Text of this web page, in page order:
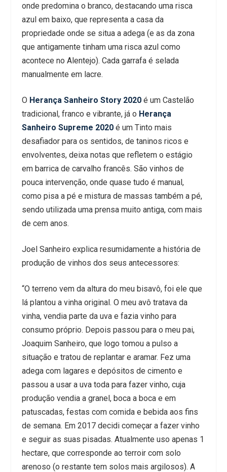
onde predomina o branco, destacando uma risca
azul em baixo, que representa a casa da
propriedade onde se situa a adega (e as da zona
que antigamente tinham uma risca azul como
acontece no Alentejo). Cada garrafa é selada
manualmente em lacre.
O Herança Sanheiro Story 2020 é um Castelão
tradicional, franco e vibrante, já o Herança
Sanheiro Supreme 2020 é um Tinto mais
desafiador para os sentidos, de taninos ricos e
envolventes, deixa notas que refletem o estágio
em barrica de carvalho francês. São vinhos de
pouca intervenção, onde quase tudo é manual,
como pisa a pé e mistura de massas também a pé,
sendo utilizada uma prensa muito antiga, com mais
de cem anos.
Joel Sanheiro explica resumidamente a história de
produção de vinhos dos seus antecessores:
“O terreno vem da altura do meu bisavô, foi ele que
lá plantou a vinha original. O meu avô tratava da
vinha, vendia parte da uva e fazia vinho para
consumo próprio. Depois passou para o meu pai,
Joaquim Sanheiro, que logo tomou a pulso a
situação e tratou de replantar e aramar. Fez uma
adega com lagares e depósitos de cimento e
passou a usar a uva toda para fazer vinho, cuja
produção vendia a granel, boca a boca e em
patuscadas, festas com comida e bebida aos fins
de semana. Em 2017 decidi começar a fazer vinho
e seguir as suas pisadas. Atualmente uso apenas 1
hectare, que corresponde ao terroir com solo
arenoso (o restante tem solos mais argilosos). A